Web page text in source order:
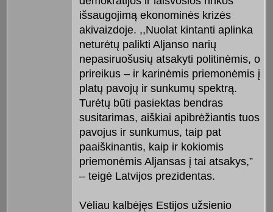
išsaugojimą ekonominės krizės
akivaizdoje. ,,Nuolat kintanti aplinka
neturėtų palikti Aljanso narių
nepasiruošusių atsakyti politinėmis, o
prireikus – ir karinėmis priemonėmis į
platų pavojų ir sunkumų spektrą.
Turėtų būti pasiektas bendras
susitarimas, aiškiai apibrėžiantis tuos
pavojus ir sunkumus, taip pat
paaiškinantis, kaip ir kokiomis
priemonėmis Aljansas į tai atsakys,”
– teigė Latvijos prezidentas.
Vėliau kalbėjęs Estijos užsienio